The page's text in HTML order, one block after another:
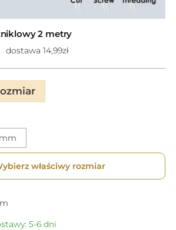
2 metry
dostawa 14,99zł
właściwy rozmiar
5-6 dni